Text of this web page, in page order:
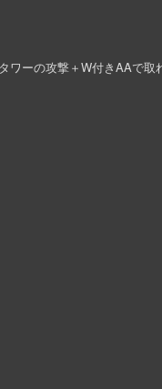
ワーの攻撃＋W付きAAで取